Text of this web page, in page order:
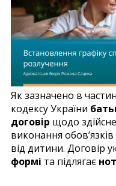
Як зазначено в
кодексу України
договір щодо
виконання
від дитини. Договір
формі та підлягає